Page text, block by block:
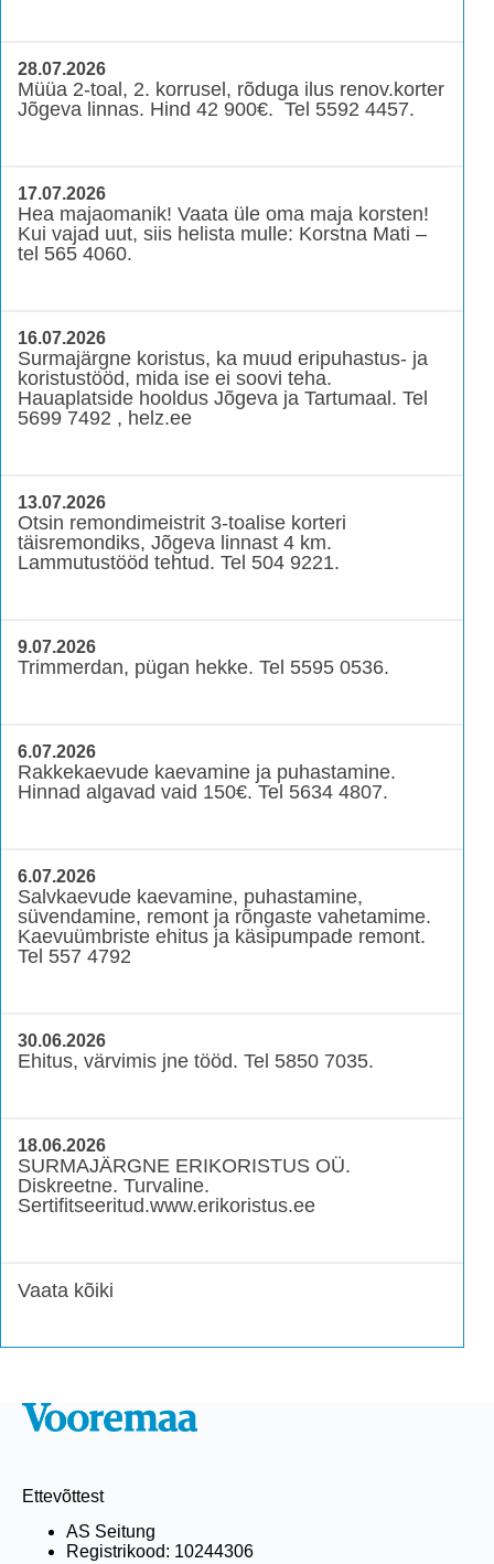
28.07.2026
Müüa 2-toal, 2. korrusel, rõduga ilus renov.korter
Jõgeva linnas. Hind 42 900€. Tel 5592 4457.
17.07.2026
Hea majaomanik! Vaata üle oma maja korsten!
Kui vajad uut, siis helista mulle: Korstna Mati –
tel 565 4060.
16.07.2026
Surmajärgne koristus, ka muud eripuhastus- ja
koristustööd, mida ise ei soovi teha.
Hauaplatside hooldus Jõgeva ja Tartumaal. Tel
5699 7492 , helz.ee
13.07.2026
Otsin remondimeistrit 3-toalise korteri
täisremondiks, Jõgeva linnast 4 km.
Lammutustööd tehtud. Tel 504 9221.
9.07.2026
Trimmerdan, pügan hekke. Tel 5595 0536.
6.07.2026
Rakkekaevude kaevamine ja puhastamine.
Hinnad algavad vaid 150€. Tel 5634 4807.
6.07.2026
Salvkaevude kaevamine, puhastamine,
süvendamine, remont ja rõngaste vahetamime.
Kaevuümbriste ehitus ja käsipumpade remont.
Tel 557 4792
30.06.2026
Ehitus, värvimis jne tööd. Tel 5850 7035.
18.06.2026
SURMAJÄRGNE ERIKORISTUS OÜ.
Diskreetne. Turvaline.
Sertifitseeritud.www.erikoristus.ee
Vaata kõiki
Ettevõttest
AS Seitung
Registrikood: 10244306